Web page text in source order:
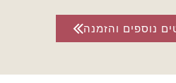
נוספים והזמנה